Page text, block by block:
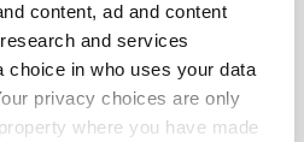
content, ad and content
and services
choice in who uses your data
privacy choices are only
where you have made